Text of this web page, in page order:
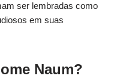
ser lembradas como
em suas
Naum?